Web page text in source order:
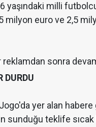
yaşındaki milli
milyon euro ve 2,5
reklamdan sonra
DURDU
yer alan
sunduğu teklife sıcak